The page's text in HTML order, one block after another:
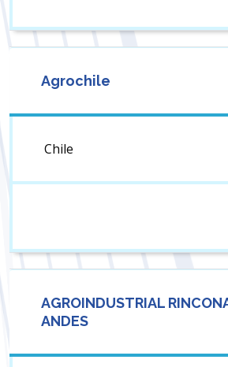
Agrochile
Chile
AGROINDUSTRIAL
ANDES